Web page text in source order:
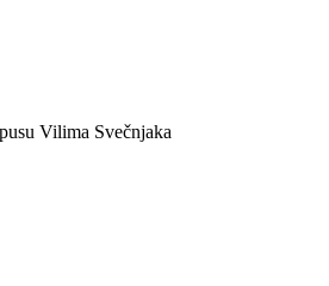
Vilima Svečnjaka